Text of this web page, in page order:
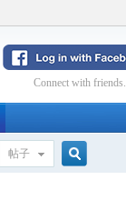
Connect with friends.
帖子